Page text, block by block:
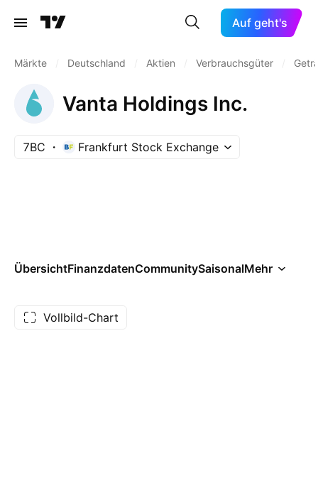
Auf geht's
Märkte Deutschland Aktien Verbrauchsgüter
Vanta Holdings Inc.
7BC Frankfurt Stock Exchange
ÜbersichtFinanzdatenCommunitySaisonalMehr
Vollbild-Chart